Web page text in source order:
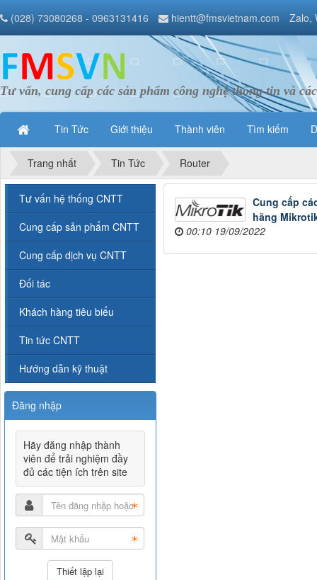
(028) 73080268 - 0963131416 hientt@fmsvietnam.com Zalo,
Tư vấn, cung cấp các sản phẩm công nghệ thông tin và
Tin Tức Giới thiệu Thành viên Tìm kiếm
Trang nhất Tin Tức Router
Cung cấp
hãng
00:10 19/09/2022
Tư vấn hệ thống CNTT
Cung cấp sản phẩm CNTT
Cung cấp dịch vụ CNTT
Đối tác
Khách hàng tiêu biểu
Tin tức CNTT
Hướng dẫn kỹ thuật
Đăng nhập
Hãy đăng nhập thành
viên để trải nghiệm đầy
đủ các tiện ích trên site